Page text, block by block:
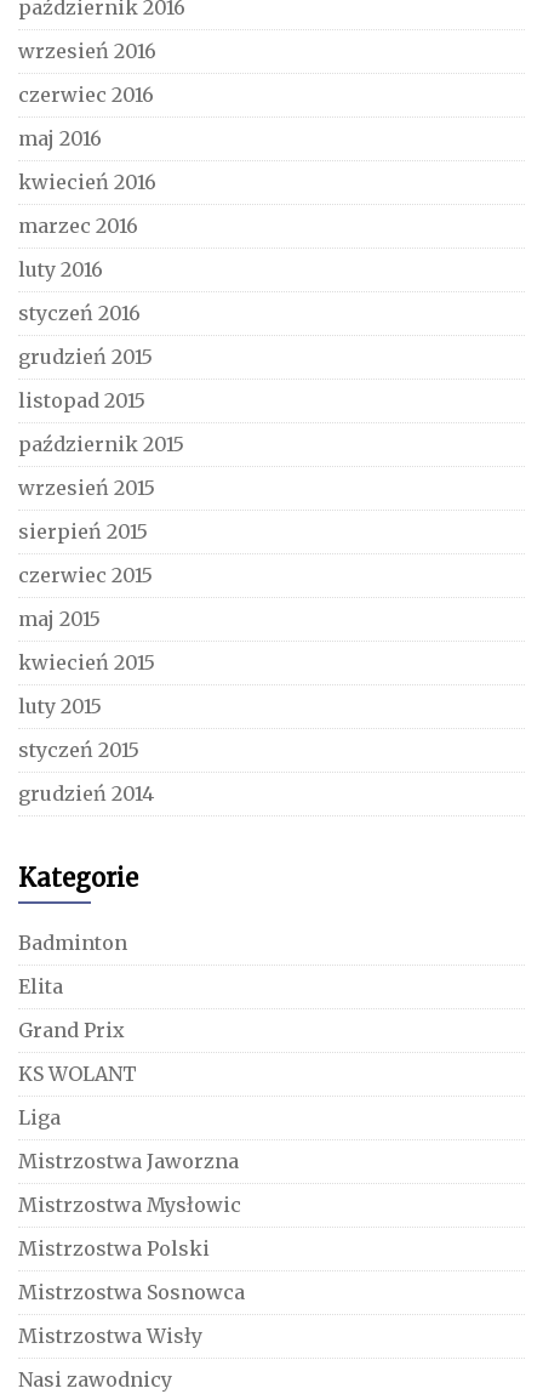
październik 2016
wrzesień 2016
czerwiec 2016
maj 2016
kwiecień 2016
marzec 2016
luty 2016
styczeń 2016
grudzień 2015
listopad 2015
październik 2015
wrzesień 2015
sierpień 2015
czerwiec 2015
maj 2015
kwiecień 2015
luty 2015
styczeń 2015
grudzień 2014
Kategorie
Badminton
Elita
Grand Prix
KS WOLANT
Liga
Mistrzostwa Jaworzna
Mistrzostwa Mysłowic
Mistrzostwa Polski
Mistrzostwa Sosnowca
Mistrzostwa Wisły
Nasi zawodnicy